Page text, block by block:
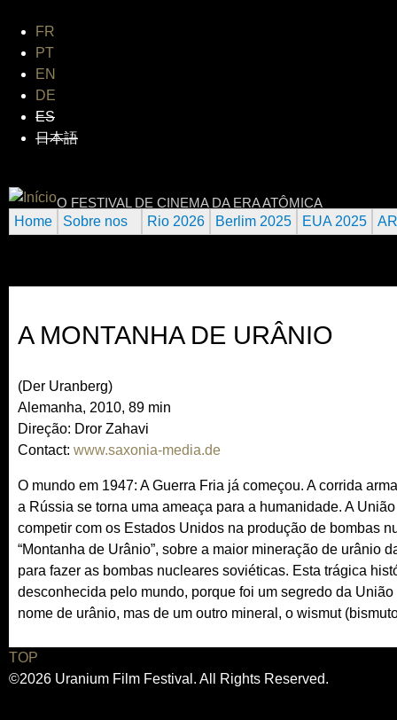
FR
PT
EN
DE
ES
日本語
O FESTIVAL DE CINEMA DA ERA ATÔMICA
A MONTANHA DE URÂNIO
(Der Uranberg)
Alemanha, 2010, 89 min
Direção: Dror Zahavi
Contact: www.saxonia-media.de
O mundo em 1947: A Guerra Fria já começou. A corrida
a Rússia se torna uma ameaça para a humanidade. A
competir com os Estados Unidos na produção de bombas
“Montanha de Urânio”, sobre a maior mineração de urânio
para fazer as bombas nucleares soviéticas. Esta trágica
desconhecida pelo mundo, porque foi um segredo da
nome de urânio, mas de um outro mineral, o wismut
Home Sobre nos Rio 2026 Berlim 2025 EUA 2025
TOP
©2026 Uranium Film Festival. All Rights Reserved.